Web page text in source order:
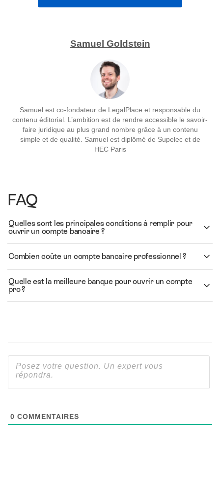
Samuel Goldstein
Samuel est co-fondateur de LegalPlace et responsable du
contenu éditorial. L’ambition est de rendre accessible le savoir-
faire juridique au plus grand nombre grâce à un contenu
simple et de qualité. Samuel est diplômé de Supelec et de
HEC Paris
FAQ
Quelles sont les principales conditions à remplir pour
ouvrir un compte bancaire ?
Combien coûte un compte bancaire professionnel ?
Quelle est la meilleure banque pour ouvrir un compte
pro ?
0 COMMENTAIRES